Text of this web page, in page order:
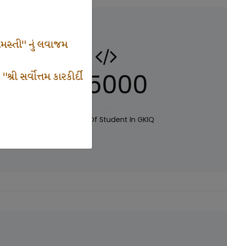
નું લવાજમ
સર્વોત્તમ કારકીર્દી125000
Number Of Student In GKIQ